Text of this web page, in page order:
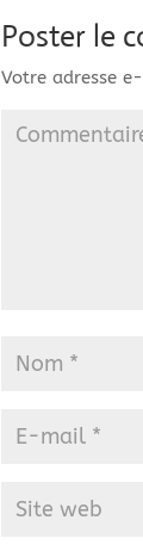
Poster le
Votre adresse